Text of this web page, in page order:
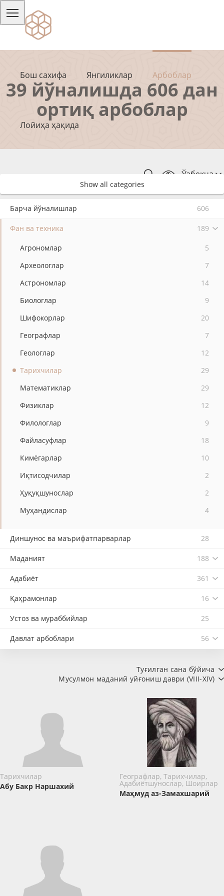
Бош сахифа Янгиликлар Арбоблар
Лойиҳа ҳақида
Ўзбекча
39 йўналишда 606 дан
ортиқ арбоблар
Show all categories
Барча йўналишлар 606
Фан ва техника 189
Агрономлар
5
Археологлар
7
Астрономлар
14
Биологлар
9
Шифокорлар
20
Географлар
7
Геологлар
12
Тарихчилар
29
Математиклар
29
Физиклар
12
Филологлар
9
Файласуфлар
18
Кимёгарлар
10
Иқтисодчилар
2
Ҳуқуқшунослар
2
Муҳандислар
4
Диншунос ва маърифатпарварлар 28
Маданият 188
Адабиёт 361
Қаҳрамонлар 16
Устоз ва мураббийлар 25
Давлат арбоблари 56
Туғилган сана бўйича
Мусулмон маданий уйғониш даври (VIII-XIV)
Тарихчилар
Абу Бакр Наршахий
Географлар, Тарихчилар,
Адабиётшунослар, Шоирлар
Маҳмуд аз-Замахшарий